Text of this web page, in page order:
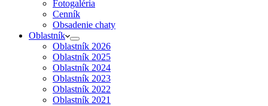
Fotogaléria
Cenník
Obsadenie chaty
Oblastník
Oblastník 2026
Oblastník 2025
Oblastník 2024
Oblastník 2023
Oblastník 2022
Oblastník 2021